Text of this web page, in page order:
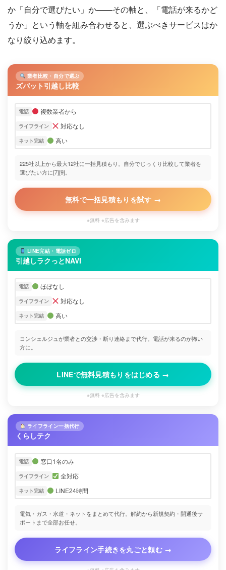
か「自分で選びたい」か――その軸と、「電話が来るかど
うか」という軸を組み合わせると、選ぶべきサービスはか
なり絞り込めます。
業者比較・自分で選ぶ
ズバット引越し比較
電話 複数業者から
ライフライン 対応なし
ネット完結 高い
225社以上から最大12社に一括見積もり。自分でじっくり比較して業者を
選びたい方に[7][9]。
無料で一括見積もりを試す →
※無料 ※広告を含みます
LINE完結・電話ゼロ
引越しラクっとNAVI
電話 ほぼなし
ライフライン 対応なし
ネット完結 高い
コンシェルジュが業者との交渉・断り連絡まで代行。電話が来るのが怖い
方に。
LINEで無料見積もりをはじめる →
※無料 ※広告を含みます
ライフライン一括代行
くらしテク
電話 窓口1名のみ
ライフライン 全対応
ネット完結 LINE24時間
電気・ガス・水道・ネットをまとめて代行。解約から新規契約・開通後サ
ポートまで全部お任せ。
ライフライン手続きを丸ごと頼む →